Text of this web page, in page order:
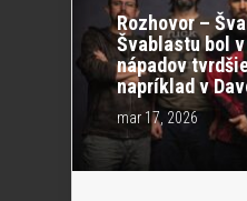
Rozhovor –
Švablastu bol
nápadov
napríklad v
mar 17, 2026